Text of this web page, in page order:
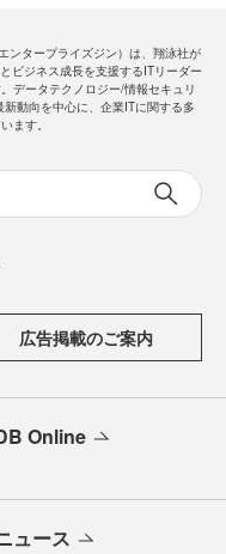
ンタープライズジン）は、翔泳社が
ビジネス成長を支援するITリーダー
データテクノロジー/情報セキュリ
動向を中心に、企業ITに関する多
ます。
広告掲載のご案内
Online
ュース